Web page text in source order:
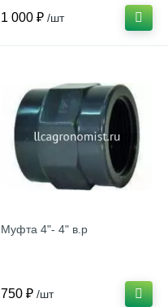
1 000 ₽ /шт
Муфта 4"- 4" в.р
750 ₽ /шт